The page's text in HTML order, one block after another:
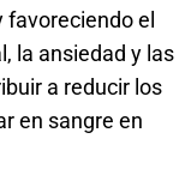
el
la ansiedad y las
a reducir los
en sangre en